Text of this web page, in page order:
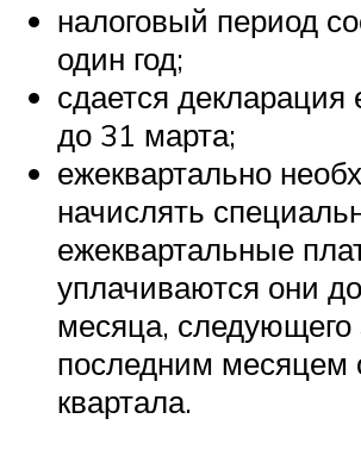
налоговый период
один год;
сдается декларация
до 31 марта;
ежеквартально
начислять
ежеквартальные
уплачиваются они
месяца, следующего
последним месяцем
квартала.